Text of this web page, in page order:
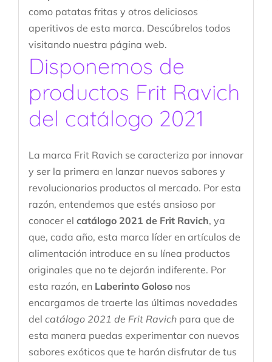
como patatas fritas y otros deliciosos
aperitivos de esta marca. Descúbrelos todos
visitando nuestra página web.
Disponemos de
productos Frit Ravich
del catálogo 2021
La marca Frit Ravich se caracteriza por innovar
y ser la primera en lanzar nuevos sabores y
revolucionarios productos al mercado. Por esta
razón, entendemos que estés ansioso por
conocer el catálogo 2021 de Frit Ravich, ya
que, cada año, esta marca líder en artículos de
alimentación introduce en su línea productos
originales que no te dejarán indiferente. Por
esta razón, en Laberinto Golosonos
encargamos de traerte las últimas novedades
del catálogo 2021 de Frit Ravichpara que de
esta manera puedas experimentar con nuevos
sabores exóticos que te harán disfrutar de tus